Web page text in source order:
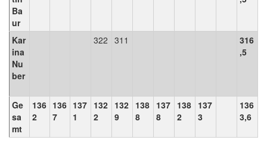
Ba
ur
Kar
ina
Nu
ber
322 311
316
,5
Ge
sa
mt
136
2
136
7
137
1
132
2
132
9
138
8
137
8
138
2
137
3
136
3,6